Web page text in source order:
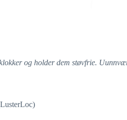
og holder dem støvfrie.